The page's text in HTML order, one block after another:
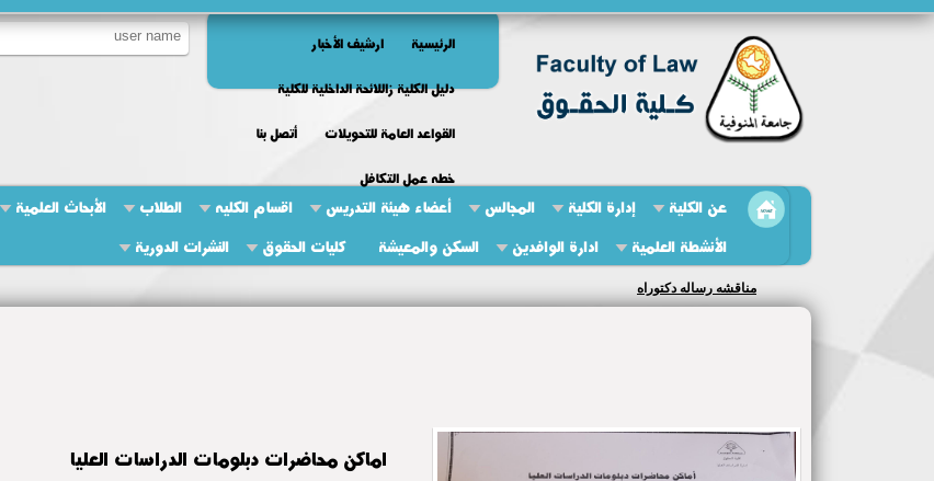
الرئيسية
ارشيف الأخبار
دليل الكلية زاللائحة الداخلية للكلية
القواعد العامة للتحويلات
أتصل بنا
خطه عمل التكافل
عن الكلية إدارة الكلية المجالس أعضاء هيئة التدريس اقسام الكليه الطلاب الأبحاث العلمية
الأنشطة العلمية
ادارة الوافدين السكن والمعيشة كليات الحقوق النشرات الدورية
مناقشه رساله دكتوراه
اماكن محاضرات دبلومات الدراسات العليا